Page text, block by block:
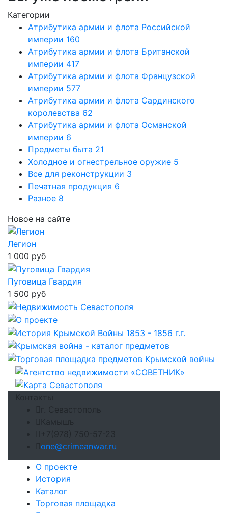
Категории
Атрибутика армии и флота Российской
империи 160
Атрибутика армии и флота Британской
империи 417
Атрибутика армии и флота Французской
империи 577
Атрибутика армии и флота Сардинского
королевства 62
Атрибутика армии и флота Османской
империи 6
Предметы быта 21
Холодное и огнестрельное оружие 5
Все для реконструкции 3
Печатная продукция 6
Разное 8
Новое на сайте
Легион
1 000 руб
Пуговица Гвардия
1 500 руб
Контакты
г. Севастополь
Камышъ
+7(978) 750-57-23
one@crimeanwar.ru
О проекте
История
Каталог
Торговая площадка